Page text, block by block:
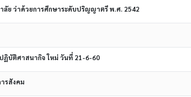
ย ว่าด้วยการศึกษาระดับปริญญาตรี พ.ศ. 2542
ฏิบัติศาสนากิจ ใหม่ วันที่ 21-6-60
รสังคม